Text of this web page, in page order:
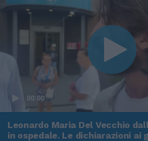
00:00
Leonardo Maria Del Vecchio
in ospedale. Le dichiarazioni ai